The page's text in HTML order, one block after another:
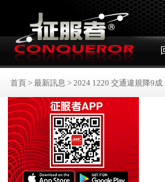
首頁 > 最新訊息 > 2024 1220 交通違規降9